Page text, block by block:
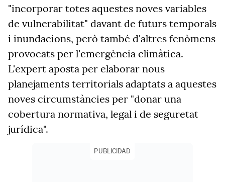
"incorporar totes aquestes noves variables
de vulnerabilitat" davant de futurs temporals
i inundacions, però també d'altres fenòmens
provocats per l'emergència climàtica.
L'expert aposta per elaborar nous
planejaments territorials adaptats a aquestes
noves circumstàncies per "donar una
cobertura normativa, legal i de seguretat
jurídica".
PUBLICIDAD